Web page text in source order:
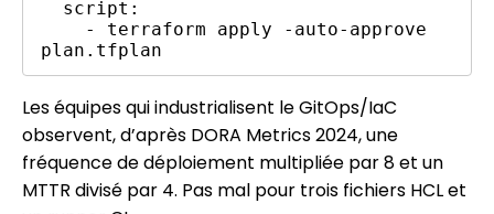
Les équipes qui industrialisent le GitOps/IaC
observent, d’après DORA Metrics 2024, une
fréquence de déploiement multipliée par 8 et un
MTTR divisé par 4. Pas mal pour trois fichiers HCL et